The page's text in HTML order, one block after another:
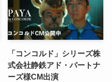
「コンコルド」シリーズ株
式会社静鉄アド・パートナ
ーズ様CM出演